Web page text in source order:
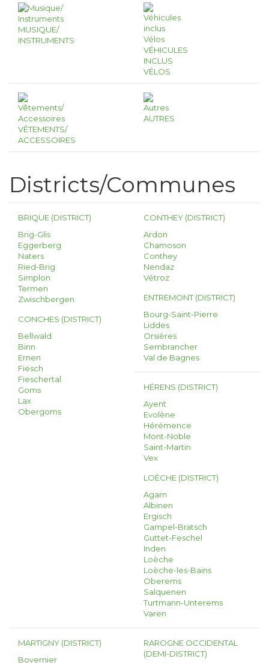
MUSIQUE/
INSTRUMENTS
VÉHICULES
INCLUS
VÉLOS
VÊTEMENTS/
ACCESSOIRES
AUTRES
Districts/Communes
BRIQUE (DISTRICT)
Brig-Glis
Eggerberg
Naters
Ried-Brig
Simplon
Termen
Zwischbergen
CONCHES (DISTRICT)
Bellwald
Binn
Ernen
Fiesch
Fieschertal
Goms
Lax
Obergoms
CONTHEY (DISTRICT)
Ardon
Chamoson
Conthey
Nendaz
Vétroz
ENTREMONT (DISTRICT)
Bourg-Saint-Pierre
Liddes
Orsières
Sembrancher
Val de Bagnes
HÉRENS (DISTRICT)
Ayent
Evolène
Hérémence
Mont-Noble
Saint-Martin
Vex
LOÈCHE (DISTRICT)
Agarn
Albinen
Ergisch
Gampel-Bratsch
Guttet-Feschel
Inden
Loèche
Loèche-les-Bains
Oberems
Salquenen
Turtmann-Unterems
Varen
MARTIGNY (DISTRICT)
Bovernier
RAROGNE OCCIDENTAL
(DEMI-DISTRICT)